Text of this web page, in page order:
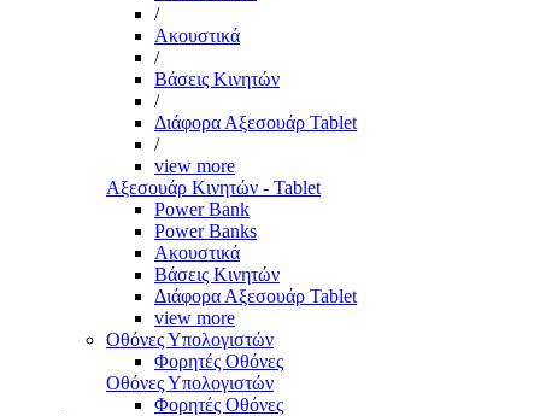
/
Ακουστικά
/
Βάσεις Κινητών
/
Διάφορα Αξεσουάρ Tablet
/
view more
Αξεσουάρ Κινητών - Tablet
Power Bank
Power Banks
Ακουστικά
Βάσεις Κινητών
Διάφορα Αξεσουάρ Tablet
view more
Οθόνες Υπολογιστών
Φορητές Οθόνες
Οθόνες Υπολογιστών
Φορητές Οθόνες